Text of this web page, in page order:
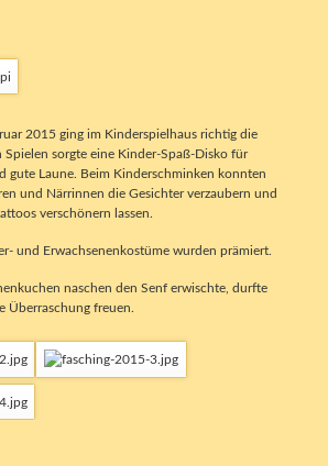
2015 ging im Kinderspielhaus richtig die
Spielen sorgte eine Kinder-Spaß-Disko für
gute Laune. Beim Kinderschminken konnten
und Närrinnen die Gesichter verzaubern und
verschönern lassen.
und Erwachsenenkostüme wurden prämiert.
naschen den Senf erwischte, durfte
Überraschung freuen.